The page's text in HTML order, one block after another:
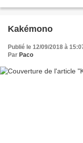
Kakémono
Publié le 12/09/2018 à
Par Paco